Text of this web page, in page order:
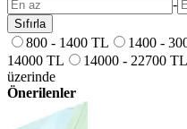
-
Sıfırla
800 - 1400 TL 1400 -
14000 TL
14000 - 22700 TL
üzerinde
Önerilenler